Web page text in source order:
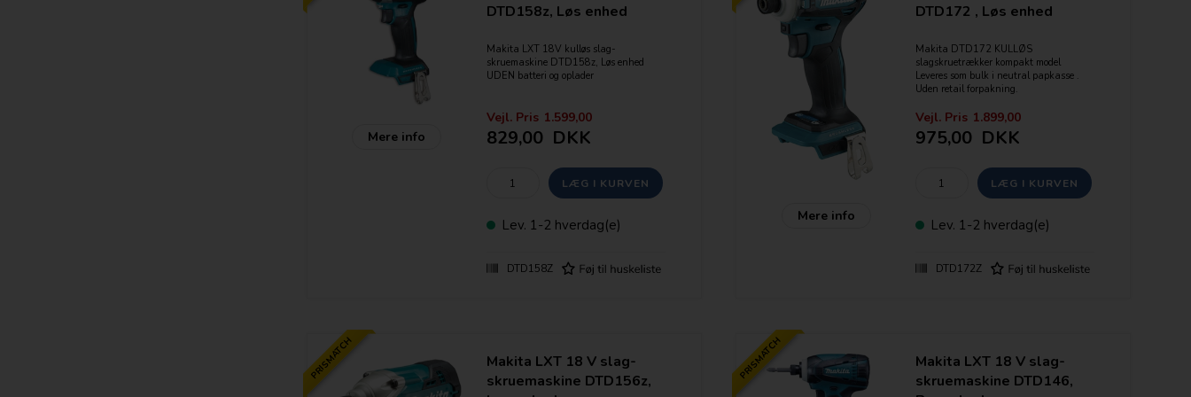
Vægt: 1,4
Slagtal: 0-2000 / 4.100 /min.
Omdr.: 0-1300 / 3.000 /min.
Mere info
DTD158z, Løs enhed
Makita LXT 18V kulløs slag-
skruemaskine DTD158z, Løs enhed
UDEN batteri og oplader
Slag/min - 0-3600
Omdr./ Min - 0-3400
Maskinen har indbygget LED lys
Leveres som løs enhed uden batterier og
- "Star Marked" = Elektronisk
- Elektronisk bremse
- Indbygget LED arbejdslys
Vejl. Pris 1.599,00
829,00DKK
Lev. 1-2 hverdag(e)
DTD158Z
Mere info
DTD172 , Løs enhed
Makita DTD172 KULLØS
slagskruetrækker kompakt model
Leveres som bulk i neutral papkasse .
Uden retail forpakning.
fremsendes v. bestilling heraf**
Stærkest i sin klasse - Højt ydende
4 elektroniske gear + Assist / Tex
Drejningsmoment - max. 180 Nm.
Omdr./ Min - 0-3600
Maskinen har indbygget LED lys
- "Star Marked" = Elektronisk
beskyttelse af batteriet
- Variabel hastighed
Vejl. Pris 1.899,00
975,00DKK
Lev. 1-2 hverdag(e)
DTD172Z
PRISMATCH
Makita LXT 18 V slag-
skruemaskine DTD156z,
PRISMATCH
Makita LXT 18 V slag-
skruemaskine DTD146,